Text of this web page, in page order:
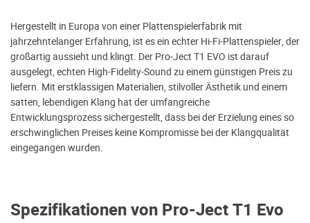
Spezifikationen von Pro-Ject T1 Evo
Hergestellt in Europa von einer Plattenspielerfabrik mit
jahrzehntelanger Erfahrung, ist es ein echter Hi-Fi-Plattenspieler, der
großartig aussieht und klingt. Der Pro-Ject T1 EVO ist darauf
ausgelegt, echten High-Fidelity-Sound zu einem günstigen Preis zu
liefern. Mit erstklassigen Materialien, stilvoller Ästhetik und einem
satten, lebendigen Klang hat der umfangreiche
Entwicklungsprozess sichergestellt, dass bei der Erzielung eines so
erschwinglichen Preises keine Kompromisse bei der Klangqualität
eingegangen wurden.